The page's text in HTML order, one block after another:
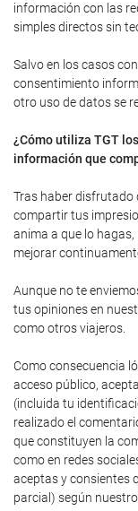
información con las
simples directos sin
Salvo en los casos
consentimiento
otro uso de datos se
¿Cómo utiliza TGT
información que
Tras haber disfrutado
compartir tus
anima a que lo
mejorar
Aunque no te
tus opiniones en
como otros viajeros.
Como consecuencia
acceso público,
(incluida tu
realizado el
que constituyen la
como en redes
aceptas y consientes
parcial) según